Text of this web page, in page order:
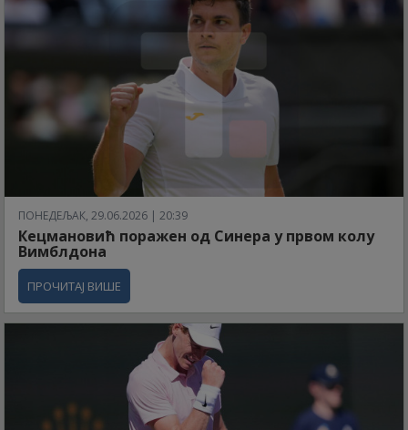
ПОНЕДЕЉАК, 29.06.2026 | 20:39
Кецмановић поражен од Синера у првом колу
Вимблдона
ПРОЧИТАЈ ВИШЕ